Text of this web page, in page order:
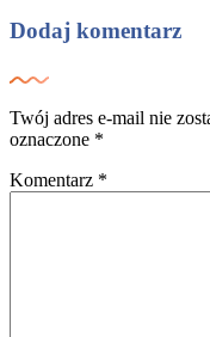
Dodaj komentarz
Twój adres e-mail nie
oznaczone *
Komentarz *